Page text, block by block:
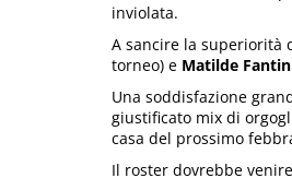
inviolata.
A sancire la superiorità
torneo) e Matilde Fantin
Una soddisfazione
giustificato mix di
casa del prossimo
Il roster dovrebbe